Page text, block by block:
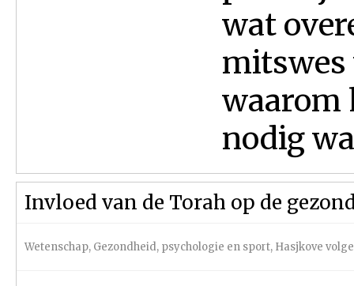
wat
mitswes
waarom
nodig
Invloed van de Torah op de
Wetenschap, Gezondheid, psychologie en sport, Hasjkove